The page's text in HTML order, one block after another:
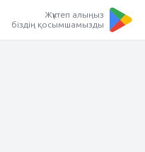
Жүктеп алыңыз
біздің қосымшамызды